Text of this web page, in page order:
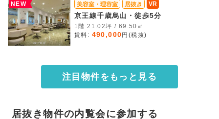
NEW 美容室・理容室 居抜き VR
京王線千歳烏山・徒歩5分
1階 21.02坪 / 69.50㎡
賃料: 490,000 円(税抜)
注目物件をもっと見る
居抜き物件の内覧会に参加する